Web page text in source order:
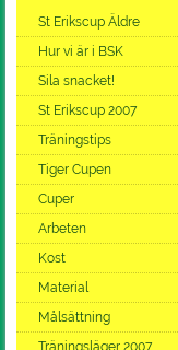
St Erikscup Äldre
Hur vi är i BSK
Sila snacket!
St Erikscup 2007
Träningstips
Tiger Cupen
Cuper
Arbeten
Kost
Material
Målsättning
Träningsläger 2007